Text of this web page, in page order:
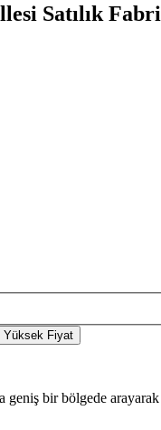
Satılık
Yüksek Fiyat
bir bölgede